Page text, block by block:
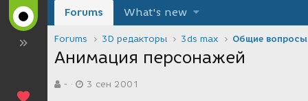
Forums What's new
Forums 3D редакторы 3ds max Общие вопросы
Анимация персонажей
в-
а
3 сен 2001